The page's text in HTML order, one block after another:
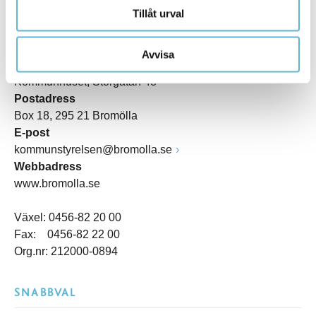
Tillåt urval
Avvisa
Kommunhuset, Storgatan 48
Postadress
Box 18, 295 21 Bromölla
E-post
kommunstyrelsen@bromolla.se
Webbadress
www.bromolla.se
Växel: 0456-82 20 00
Fax: 0456-82 22 00
Org.nr: 212000-0894
SNABBVAL